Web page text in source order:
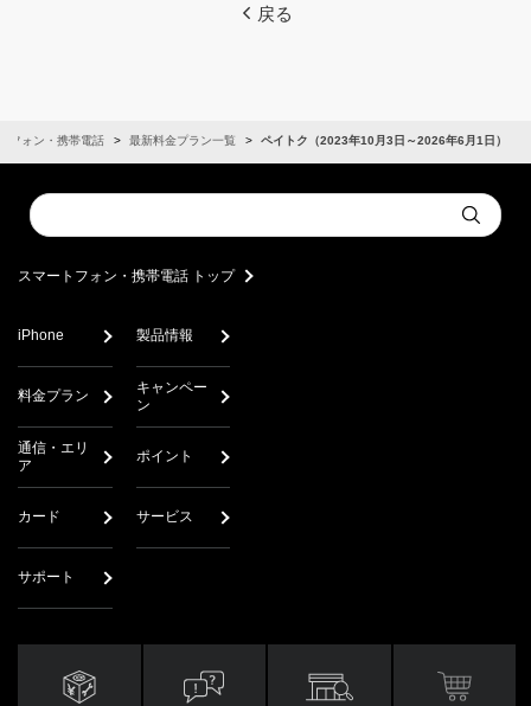
戻る
フォン・携帯電話 最新料金プラン一覧 ペイトク（2023年10月3日～2026年6月1日）
Conduct
a
Submit
スマートフォン・携帯電話 トップ
iPhone 製品情報
料金プラン
キャンペー
ン
通信・エリ
ア
ポイント
カード サービス
サポート